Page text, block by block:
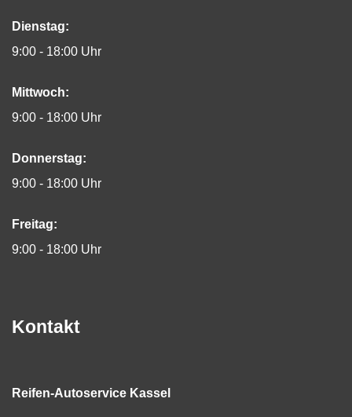
Dienstag:
9:00 - 18:00 Uhr
Mittwoch:
9:00 - 18:00 Uhr
Donnerstag:
9:00 - 18:00 Uhr
Freitag:
9:00 - 18:00 Uhr
Kontakt
Reifen-Autoservice Kassel